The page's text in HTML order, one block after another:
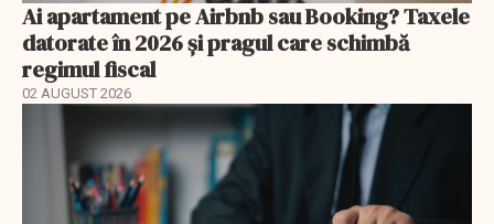
Ai apartament pe Airbnb sau Booking? Taxele
datorate în 2026 și pragul care schimbă
regimul fiscal
02 AUGUST 2026